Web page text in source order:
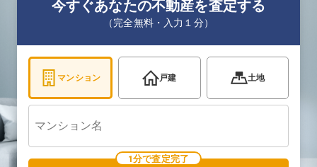
今すぐあなたの不動産を査定する
（完全無料・入力１分）
マンション 戸建 土地
1分で査定完了